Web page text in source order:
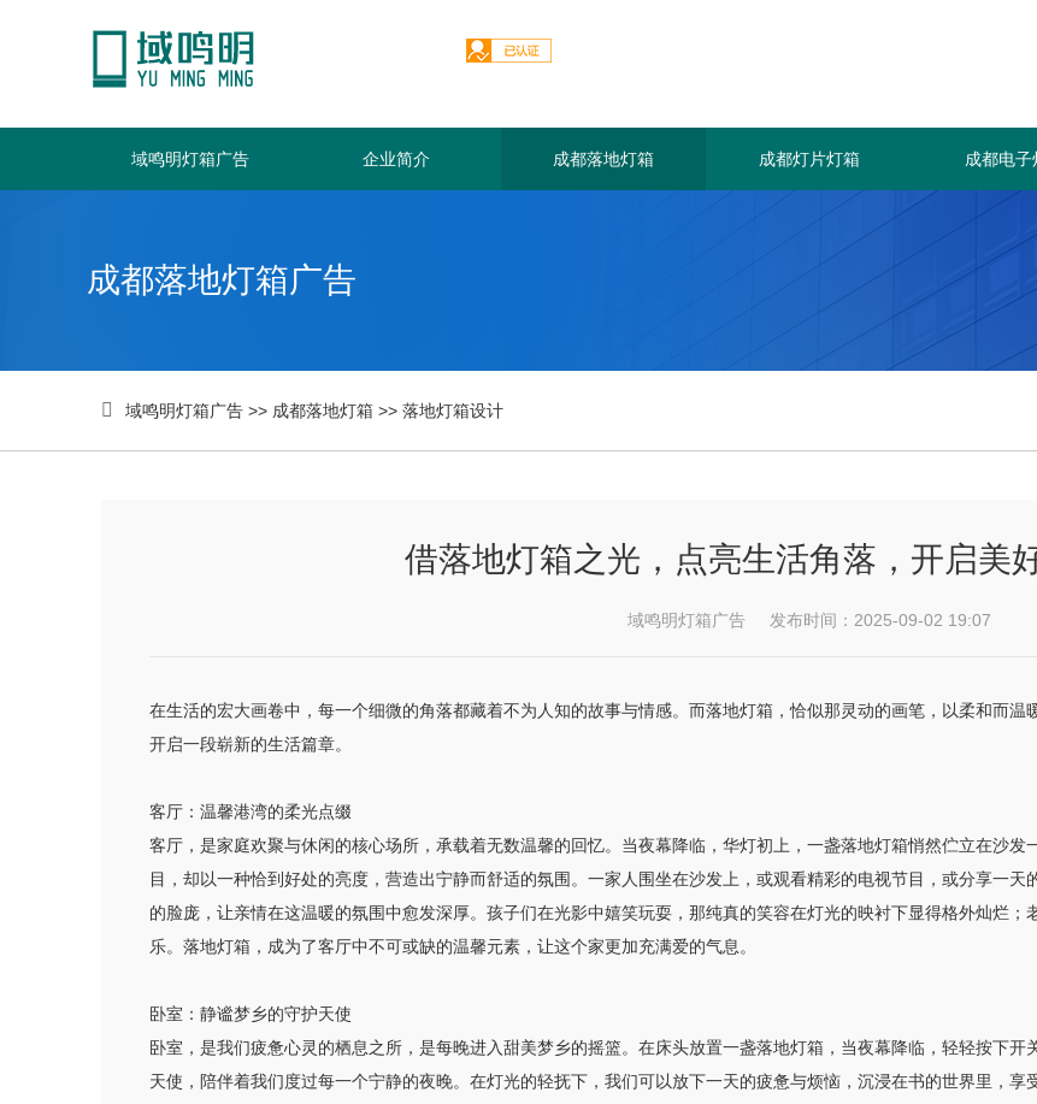
域鸣明灯箱广告 企业简介 成都落地灯箱 成都灯片灯箱 成都电子
成都落地灯箱广告
 域鸣明灯箱广告 >> 成都落地灯箱 >> 落地灯箱设计
借落地灯箱之光，点亮生活角落，开启美
域鸣明灯箱广告 发布时间：2025-09-02 19:07
在生活的宏大画卷中，每一个细微的角落都藏着不为人知的故事与情感。而落地灯箱，恰似那灵动的画笔，以柔和而
开启一段崭新的生活篇章。
客厅：温馨港湾的柔光点缀
客厅，是家庭欢聚与休闲的核心场所，承载着无数温馨的回忆。当夜幕降临，华灯初上，一盏落地灯箱悄然伫立在沙
目，却以一种恰到好处的亮度，营造出宁静而舒适的氛围。一家人围坐在沙发上，或观看精彩的电视节目，或分享一
的脸庞，让亲情在这温暖的氛围中愈发深厚。孩子们在光影中嬉笑玩耍，那纯真的笑容在灯光的映衬下显得格外灿烂
乐。落地灯箱，成为了客厅中不可或缺的温馨元素，让这个家更加充满爱的气息。
卧室：静谧梦乡的守护天使
卧室，是我们疲惫心灵的栖息之所，是每晚进入甜美梦乡的摇篮。在床头放置一盏落地灯箱，当夜幕降临，轻轻按下
天使，陪伴着我们度过每一个宁静的夜晚。在灯光的轻抚下，我们可以放下一天的疲惫与烦恼，沉浸在书的世界里，